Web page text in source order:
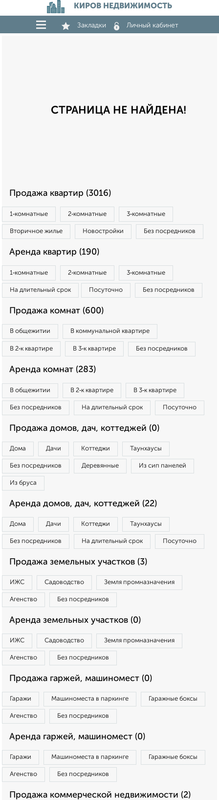
КИРОВ НЕДВИЖИМОСТЬ
Закладки Личный кабинет
СТРАНИЦА НЕ НАЙДЕНА!
Продажа квартир (3016)
1‑комнатные 2‑комнатные 3‑комнатные
Вторичное жилье Новостройки Без посредников
Аренда квартир (190)
1‑комнатные 2‑комнатные 3‑комнатные
На длительный срок Посуточно Без посредников
Продажа комнат (600)
В общежитии В коммунальной квартире
В 2‑к квартире В 3‑к квартире Без посредников
Аренда комнат (283)
В общежитии В 2‑к квартире В 3‑к квартире
Без посредников На длительный срок Посуточно
Продажа домов, дач, коттеджей (0)
Дома Дачи Коттеджи Таунхаусы
Без посредников Деревянные Из сип панелей
Из бруса
Аренда домов, дач, коттеджей (22)
Дома Дачи Коттеджи Таунхаусы
Без посредников На длительный срок Посуточно
Продажа земельных участков (3)
ИЖС Садоводство Земля промназначения
Агенство Без посредников
Аренда земельных участков (0)
ИЖС Садоводство Земля промназначения
Агенство Без посредников
Продажа гаржей, машиномест (0)
Гаражи Машиноместа в паркинге Гаражные боксы
Агенство Без посредников
Аренда гаржей, машиномест (0)
Гаражи Машиноместа в паркинге Гаражные боксы
Агенство Без посредников
Продажа коммерческой недвижимости (2)